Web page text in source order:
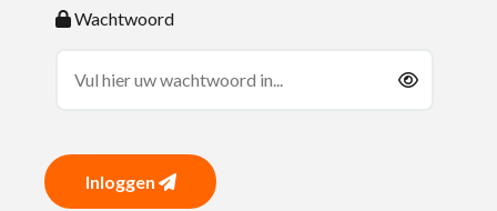
Wachtwoord
Inloggen